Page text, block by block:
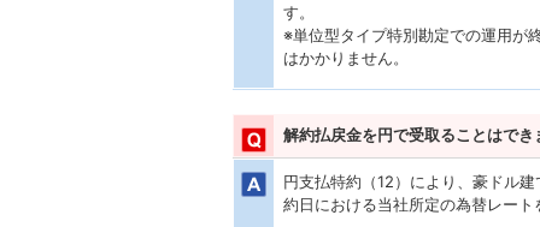
す。
※単位型タイプ特別勘定での運用が
はかかりません。
解約払戻金を円で受取ることはでき
円支払特約（12）により、豪ドル
約日における当社所定の為替レー